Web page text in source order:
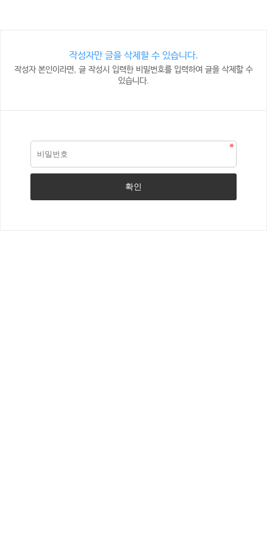
작성자만 글을 삭제할 수 있습니다.
작성자 본인이라면, 글 작성시 입력한 비밀번호를 입력하여 글을 삭제할 수
있습니다.